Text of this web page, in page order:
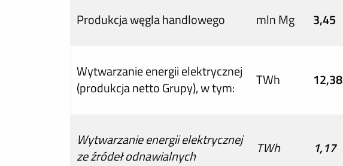
Produkcja węgla handlowego mln Mg 3,45
Wytwarzanie energii elektrycznej
(produkcja netto Grupy), w tym:
TWh 12,38
Wytwarzanie energii elektrycznej
ze źródeł odnawialnych
TWh 1,17